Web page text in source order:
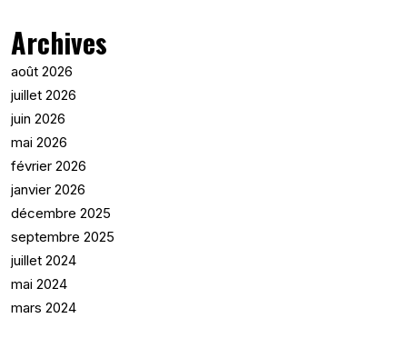
Archives
août 2026
juillet 2026
juin 2026
mai 2026
février 2026
janvier 2026
décembre 2025
septembre 2025
juillet 2024
mai 2024
mars 2024